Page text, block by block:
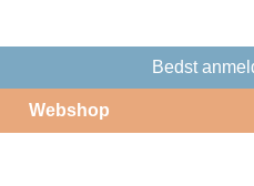
Bedst
Webshop